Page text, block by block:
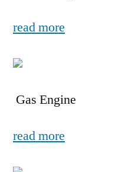
read more
Gas Engine
read more